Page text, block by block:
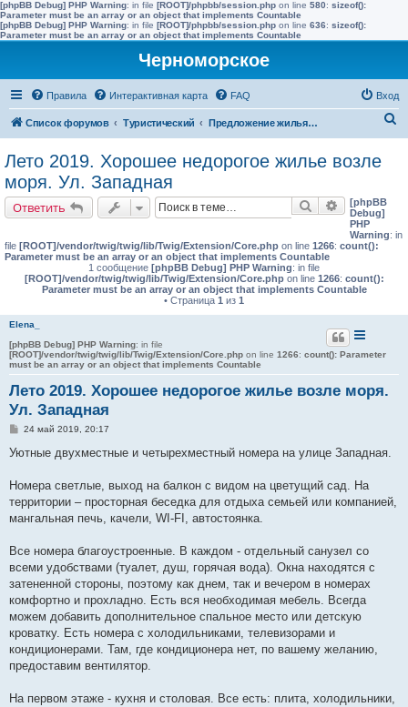
[phpBB Debug] PHP Warning: in file [ROOT]/phpbb/session.php on line 580: sizeof():
Parameter must be an array or an object that implements Countable
[phpBB Debug] PHP Warning: in file [ROOT]/phpbb/session.php on line 636: sizeof():
Parameter must be an array or an object that implements Countable
Черноморское
Правила Интерактивная карта FAQ Вход
Список форумов Туристический Предложение жилья в Черноморске (сдать)
Лето 2019. Хорошее недорогое жилье возле
моря. Ул. Западная
Ответить Поиск
[phpBB
Debug]
PHP
Warning: in
file [ROOT]/vendor/twig/twig/lib/Twig/Extension/Core.php on line 1266: count():
Parameter must be an array or an object that implements Countable
1 сообщение [phpBB Debug] PHP Warning: in file
[ROOT]/vendor/twig/twig/lib/Twig/Extension/Core.phpon line 1266: count():
Parameter must be an array or an object that implements Countable
• Страница 1 из 1
Elena_
[phpBB Debug] PHP Warning: in file
[ROOT]/vendor/twig/twig/lib/Twig/Extension/Core.php on line 1266: count(): Parameter
must be an array or an object that implements Countable
Лето 2019. Хорошее недорогое жилье возле моря.
Ул. Западная
С
о
е
и
е
24 май 2019, 20:17
Уютные двухместные и четырехместный номера на улице Западная.
Номера светлые, выход на балкон с видом на цветущий сад. На
территории – просторная беседка для отдыха семьей или компанией,
мангальная печь, качели, WI-FI, автостоянка.
Все номера благоустроенные. В каждом - отдельный санузел со
всеми удобствами (туалет, душ, горячая вода). Окна находятся с
затененной стороны, поэтому как днем, так и вечером в номерах
комфортно и прохладно. Есть вся необходимая мебель. Всегда
можем добавить дополнительное спальное место или детскую
кроватку. Есть номера с холодильниками, телевизорами и
кондиционерами. Там, где кондиционера нет, по вашему желанию,
предоставим вентилятор.
На первом этаже - кухня и столовая. Все есть: плита, холодильники,